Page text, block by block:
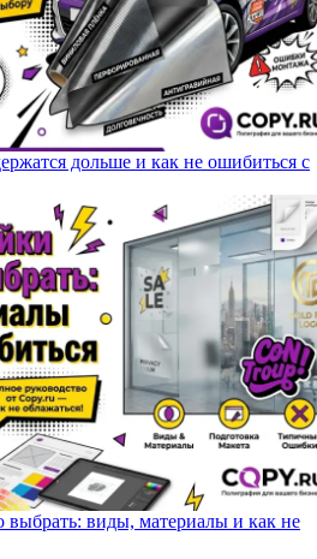
дольше и как не ошибиться с
выбрать: виды, материалы и как не